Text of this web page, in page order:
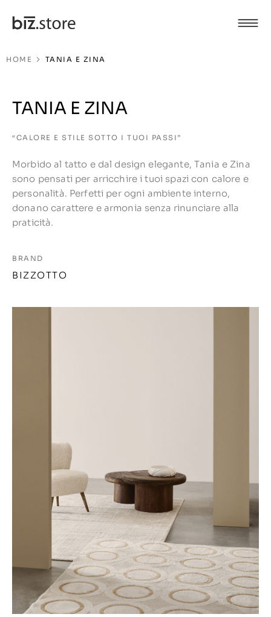
HOME TANIA E ZINA
TANIA E ZINA
“CALORE E STILE SOTTO I TUOI PASSI”
Morbido al tatto e dal design elegante, Tania e Zina
sono pensati per arricchire i tuoi spazi con calore e
personalità. Perfetti per ogni ambiente interno,
donano carattere e armonia senza rinunciare alla
praticità.
BRAND
BIZZOTTO